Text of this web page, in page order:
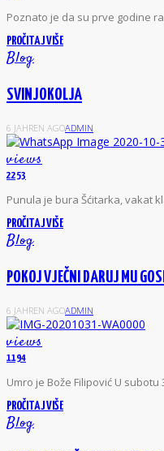
Poznato je da su prve godine
PROČITAJ VIŠE
Blog
SVINJOKOLJA
6 JAHREN AGOADMIN
views
2253
Punula je bura Šćitarka, vakat
PROČITAJ VIŠE
Blog
POKOJ VJEČNI DARUJ MU
6 JAHREN AGOADMIN
views
1194
Umro je Bože Filipović U subotu
PROČITAJ VIŠE
Blog